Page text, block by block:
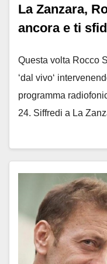
La Zanzara,
ancora e ti
Questa volta Rocco
‘dal vivo‘
programma
24. Siffredi a La